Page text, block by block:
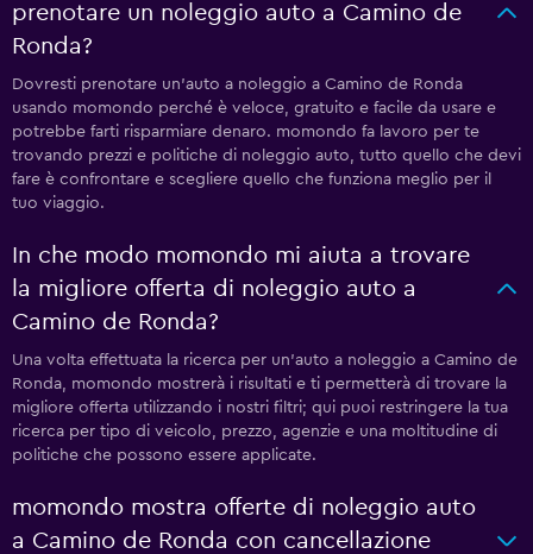
prenotare un noleggio auto a Camino de
Ronda?
Dovresti prenotare un'auto a noleggio a Camino de Ronda
usando momondo perché è veloce, gratuito e facile da usare e
potrebbe farti risparmiare denaro. momondo fa lavoro per te
trovando prezzi e politiche di noleggio auto, tutto quello che devi
fare è confrontare e scegliere quello che funziona meglio per il
tuo viaggio.
In che modo momondo mi aiuta a trovare
la migliore offerta di noleggio auto a
Camino de Ronda?
Una volta effettuata la ricerca per un'auto a noleggio a Camino de
Ronda, momondo mostrerà i risultati e ti permetterà di trovare la
migliore offerta utilizzando i nostri filtri; qui puoi restringere la tua
ricerca per tipo di veicolo, prezzo, agenzie e una moltitudine di
politiche che possono essere applicate.
momondo mostra offerte di noleggio auto
a Camino de Ronda con cancellazione